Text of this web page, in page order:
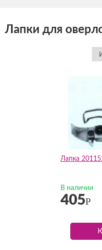
Лапки для
Лапка
В наличии
405Р